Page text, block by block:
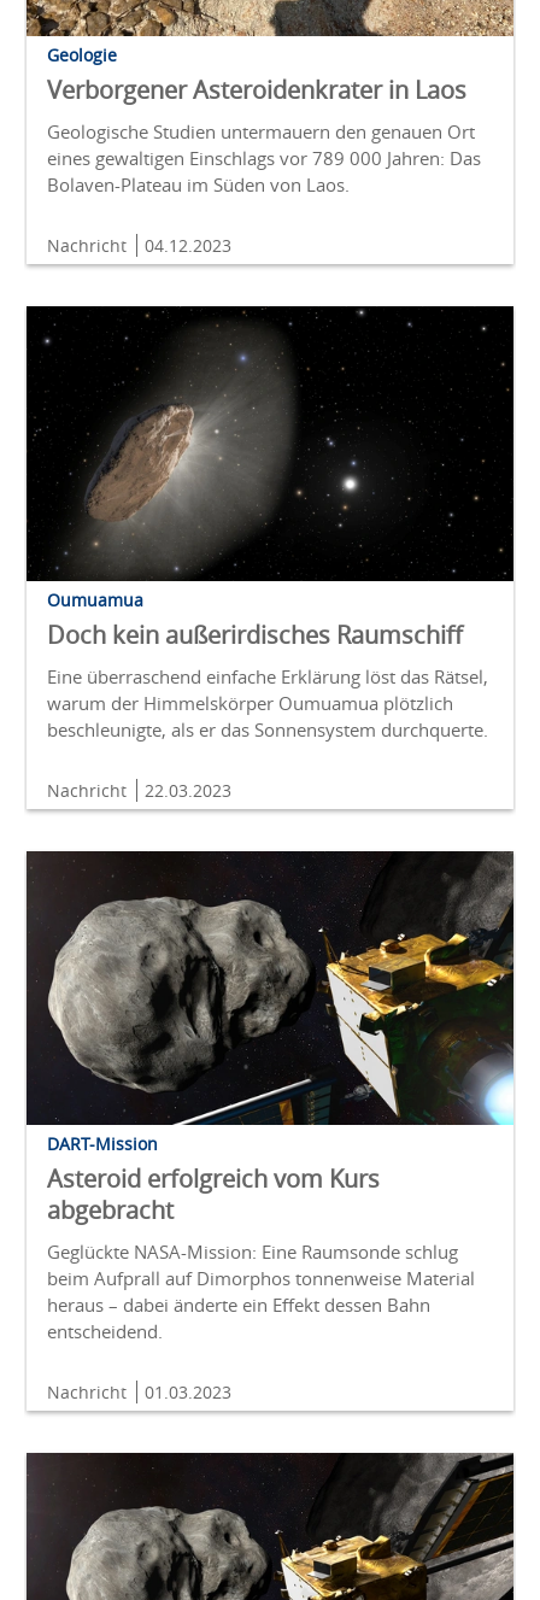
Geologie
Verborgener Asteroidenkrater in Laos
Geologische Studien untermauern den genauen Ort
eines gewaltigen Einschlags vor 789 000 Jahren: Das
Bolaven-Plateau im Süden von Laos.
Nachricht 04.12.2023
Oumuamua
Doch kein außerirdisches Raumschiff
Eine überraschend einfache Erklärung löst das Rätsel,
warum der Himmelskörper Oumuamua plötzlich
beschleunigte, als er das Sonnensystem durchquerte.
Nachricht 22.03.2023
DART-Mission
Asteroid erfolgreich vom Kurs
abgebracht
Geglückte NASA-Mission: Eine Raumsonde schlug
beim Aufprall auf Dimorphos tonnenweise Material
heraus – dabei änderte ein Effekt dessen Bahn
entscheidend.
Nachricht 01.03.2023